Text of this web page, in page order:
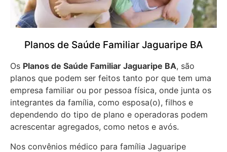
Planos de Saúde Familiar Jaguaripe BA
Os Planos de Saúde Familiar Jaguaripe BA, são
planos que podem ser feitos tanto por que tem uma
empresa familiar ou por pessoa física, onde junta os
integrantes da família, como esposa(o), filhos e
dependendo do tipo de plano e operadoras podem
acrescentar agregados, como netos e avós.
Nos convênios médico para família Jaguaripe